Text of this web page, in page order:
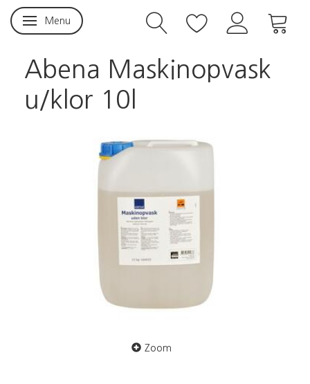
Skifte navigation
Menu
Abena Maskinopvask
u/klor 10l
Zoom